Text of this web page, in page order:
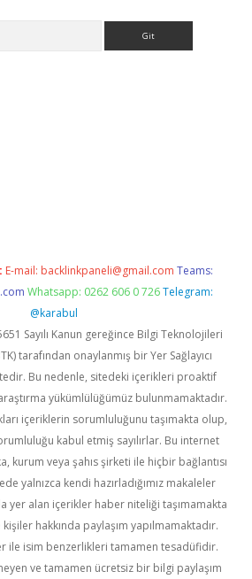
E-mail: backlinkpaneli@gmail.com Teams:
Whatsapp: 0262 606 0 726 Telegram:
@karabul
Sayılı Kanun gereğince Bilgi Teknolojileri
tarafından onaylanmış bir Yer Sağlayıcı
Bu nedenle, sitedeki içerikleri proaktif
yükümlülüğümüz bulunmamaktadır.
içeriklerin sorumluluğunu taşımakta olup,
kabul etmiş sayılırlar. Bu internet
kurum veya şahıs şirketi ile hiçbir bağlantısı
yalnızca kendi hazırladığımız makaleler
yer alan içerikler haber niteliği taşımamakta
hakkında paylaşım yapılmamaktadır.
ile isim benzerlikleri tamamen tesadüfidir.
ve tamamen ücretsiz bir bilgi paylaşım